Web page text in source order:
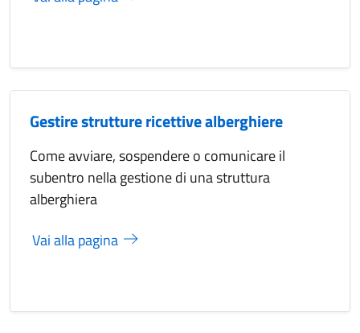
Gestire strutture ricettive alberghiere
Come avviare, sospendere o comunicare il
subentro nella gestione di una struttura
alberghiera
Vai alla pagina